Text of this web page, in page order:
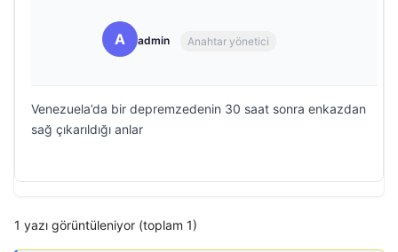
A admin Anahtar yönetici
Venezuela’da bir depremzedenin 30 saat sonra enkazdan
sağ çıkarıldığı anlar
1 yazı görüntüleniyor (toplam 1)